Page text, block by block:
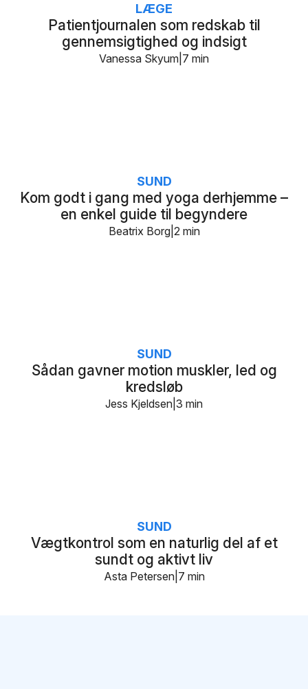
Patientjournalen som redskab til
gennemsigtighed og indsigt
LÆGE
7 min
Vanessa Skyum
Kom godt i gang med yoga derhjemme –
en enkel guide til begyndere
SUND
2 min
Beatrix Borg
Sådan gavner motion muskler, led og
kredsløb
SUND
3 min
Jess Kjeldsen
Vægtkontrol som en naturlig del af et
sundt og aktivt liv
SUND
7 min
Asta Petersen